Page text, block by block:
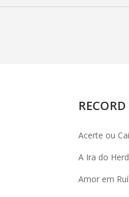
RECORD
Acerte ou
A Ira do
Amor em